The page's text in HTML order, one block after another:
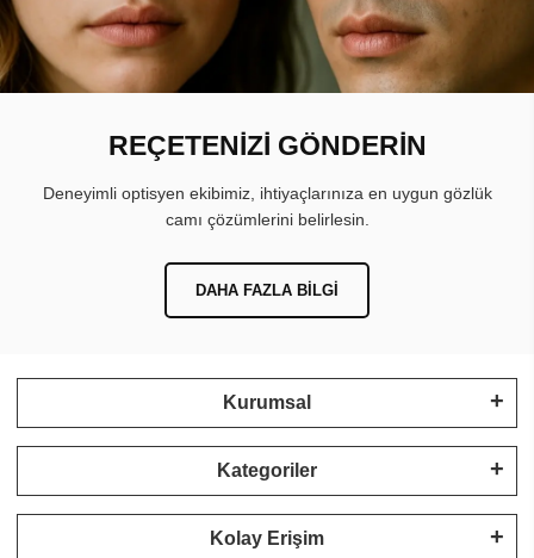
REÇETENİZİ GÖNDERİN
Deneyimli optisyen ekibimiz, ihtiyaçlarınıza en uygun gözlük
camı çözümlerini belirlesin.
DAHA FAZLA BILGI
Kurumsal
Kategoriler
Kolay Erişim